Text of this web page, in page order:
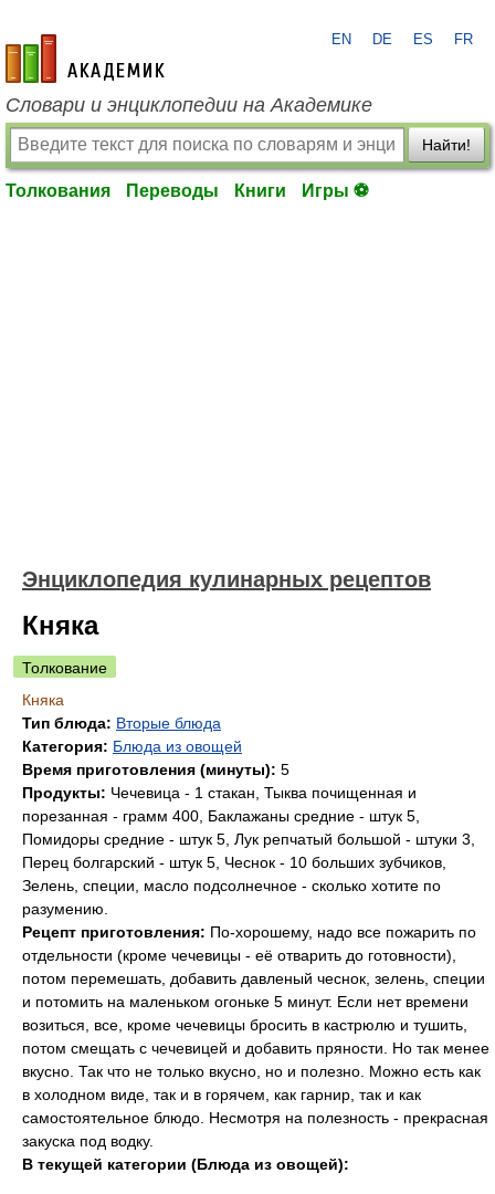
academic.ru
EN DE ES FR
Словари и энциклопедии на Академике
Найти!
Толкования Переводы Книги Игры ⚽
Энциклопедия кулинарных рецептов
Княка
Толкование
Княка
Тип блюда: Вторые блюда
Категория: Блюда из овощей
Время приготовления (минуты): 5
Продукты: Чечевица - 1 стакан, Тыква почищенная и
порезанная - грамм 400, Баклажаны средние - штук 5,
Помидоры средние - штук 5, Лук репчатый большой - штуки 3,
Перец болгарский - штук 5, Чеснок - 10 больших зубчиков,
Зелень, специи, масло подсолнечное - сколько хотите по
разумению.
Рецепт приготовления: По-хорошему, надо все пожарить по
отдельности (кроме чечевицы - её отварить до готовности),
потом перемешать, добавить давленый чеснок, зелень, специи
и потомить на маленьком огоньке 5 минут. Если нет времени
возиться, все, кроме чечевицы бросить в кастрюлю и тушить,
потом смещать с чечевицей и добавить пряности. Но так менее
вкусно. Так что не только вкусно, но и полезно. Можно есть как
в холодном виде, так и в горячем, как гарнир, так и как
самостоятельное блюдо. Несмотря на полезность - прекрасная
закуска под водку.
В текущей категории (Блюда из овощей):